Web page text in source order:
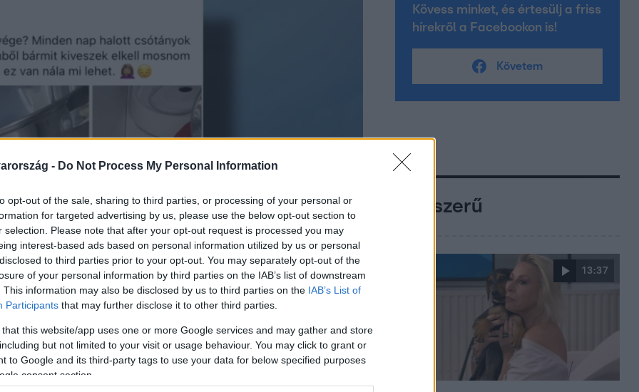
- Do Not Process My Personal Information
opt-out of the sale, sharing to third parties, or processing of your personal or
for targeted advertising by us, please use the below opt-out section to
selection. Please note that after your opt-out request is processed you may
interest-based ads based on personal information utilized by us or personal
to third parties prior to your opt-out. You may separately opt-out of the
of your personal information by third parties on the IAB’s list of downstream
This information may also be disclosed by us to third parties on the IAB’s List of
Participants that may further disclose it to other third parties.
that this website/app uses one or more Google services and may gather and store
but not limited to your visit or usage behaviour. You may click to grant or
to Google and its third-party tags to use your data for below specified purposes
consent section.
Kövess minket, és értesülj a friss
hírekről a Facebookon is!
Követem
Népszerű
13:37